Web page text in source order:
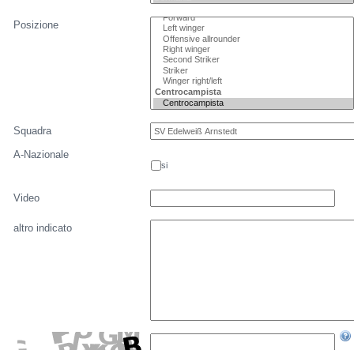
Posizione
Squadra
A-Nazionale
si
Video
altro indicato